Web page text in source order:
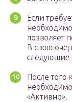
Если
позволяет
В свою
следующие
После того
необходимо
«Активно».